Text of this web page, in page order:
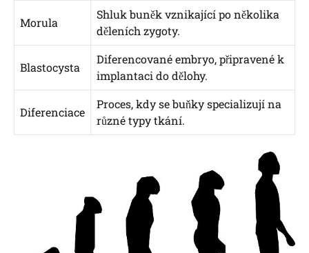
Morula
Shluk buněk vznikající po několika
děleních zygoty.
Blastocysta
Diferencované embryo, připravené k
implantaci do dělohy.
Diferenciace
Proces, kdy se buňky specializují na
různé typy tkání.